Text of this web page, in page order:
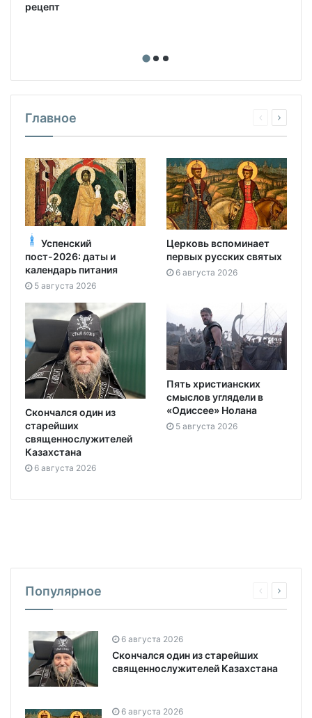
рецепт
Главное
Успенский
пост-2026: даты и
календарь питания
5 августа 2026
Церковь вспоминает
первых русских святых
6 августа 2026
Скончался один из
старейших
священнослужителей
Казахстана
6 августа 2026
Пять христианских
смыслов углядели в
«Одиссее» Нолана
5 августа 2026
Популярное
6 августа 2026
Скончался один из старейших
священнослужителей Казахстана
6 августа 2026